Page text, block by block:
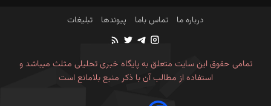
درباره ما تماس باما پیوندها تبلیغات
تمامی حقوق این سایت متعلق به پایگاه خبری تحلیلی مثلث میباشد و
استفاده از مطالب آن با ذکر منبع بلامانع است